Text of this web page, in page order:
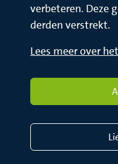
verbeteren. Deze
derden verstrekt.
Lees meer over